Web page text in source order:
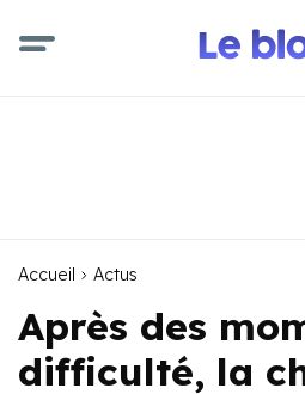
Accueil Actus
Après des
difficulté, la